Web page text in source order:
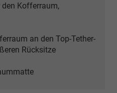
Kofferraum,
an den Top-Tether-
Rücksitze